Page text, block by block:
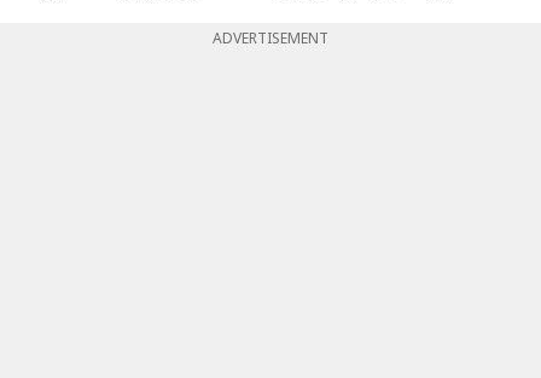
ADVERTISEMENT